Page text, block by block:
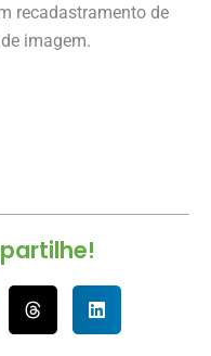
recadastramento de
imagem.